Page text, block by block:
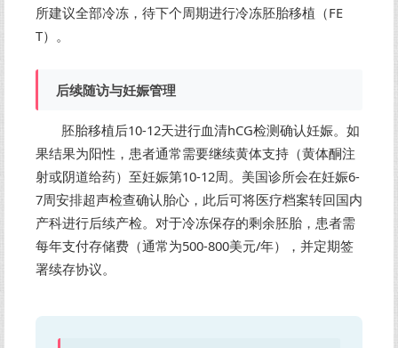
所建议全部冷冻，待下个周期进行冷冻胚胎移植（FE
T）。
后续随访与妊娠管理
胚胎移植后10-12天进行血清hCG检测确认妊娠。如
果结果为阳性，患者通常需要继续黄体支持（黄体酮注
射或阴道给药）至妊娠第10-12周。美国诊所会在妊娠6-
7周安排超声检查确认胎心，此后可将医疗档案转回国内
产科进行后续产检。对于冷冻保存的剩余胚胎，患者需
每年支付存储费（通常为500-800美元/年），并定期签
署续存协议。